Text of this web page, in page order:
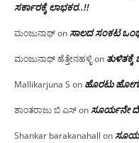
ಸರ್ಕಾರಕ್ಕೆ ಲಾಭಕರ..!!
ಮಂಜುನಾಥ್onಸಾಲದ ಸಂಕಟ
ಮಂಜುನಾಥ್ ಹೆತ್ತೇನಹಳ್ಳಿon
Mallikarjuna S on ಹೊರಟು
ಶಾಂತರಾಜು ಬಿ ಎಸ್onಸೂರ್ಯನೇ
Shankar barakanahall on